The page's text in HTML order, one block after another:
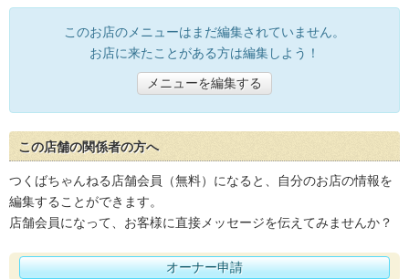
このお店のメニューはまだ編集されていません。
お店に来たことがある方は編集しよう！
メニューを編集する
この店舗の関係者の方へ
つくばちゃんねる店舗会員（無料）になると、自分のお店の情報を
編集することができます。
店舗会員になって、お客様に直接メッセージを伝えてみませんか？
オーナー申請